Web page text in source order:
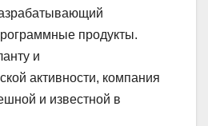
продукты.
и
активности, компания
и известной в